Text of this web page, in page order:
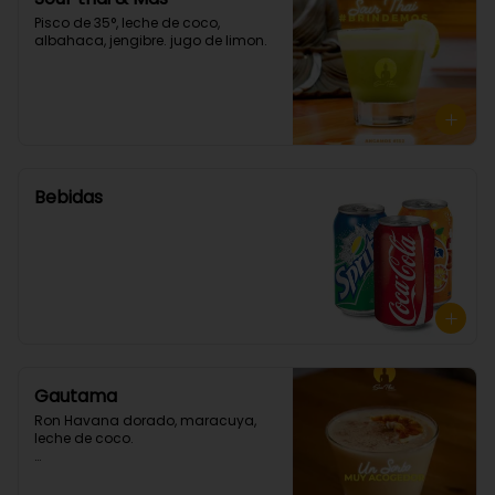
Pisco de 35°, leche de coco,
albahaca, jengibre. jugo de limon.
Bebidas
Gautama
Ron Havana dorado, maracuya,
leche de coco.